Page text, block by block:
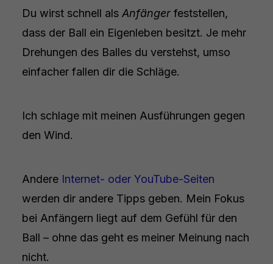
Du wirst schnell als Anfänger feststellen,
dass der Ball ein Eigenleben besitzt. Je mehr
Drehungen des Balles du verstehst, umso
einfacher fallen dir die Schläge.
Ich schlage mit meinen Ausführungen gegen
den Wind.
Andere Internet- oder YouTube-Seiten
werden dir andere Tipps geben. Mein Fokus
bei Anfängern liegt auf dem Gefühl für den
Ball – ohne das geht es meiner Meinung nach
nicht.